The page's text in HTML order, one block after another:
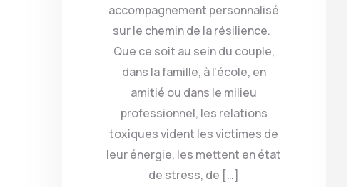
accompagnement personnalisé
sur le chemin de la résilience.
Que ce soit au sein du couple,
dans la famille, à l’école, en
amitié ou dans le milieu
professionnel, les relations
toxiques vident les victimes de
leur énergie, les mettent en état
de stress, de […]